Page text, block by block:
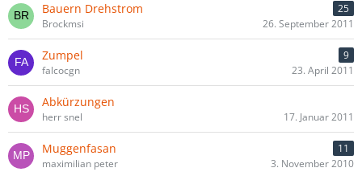
Bauern Drehstrom
25
Brockmsi
26. September 2011
Zumpel
9
falcocgn
23. April 2011
Abkürzungen
herr snel 17. Januar 2011
Muggenfasan
11
maximilian peter
3. November 2010